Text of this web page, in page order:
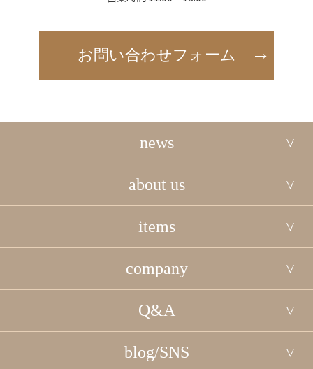
お問い合わせフォーム
news
about us
items
company
Q&A
blog/SNS